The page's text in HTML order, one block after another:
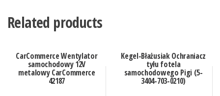
Related products
CarCommerce Wentylator
samochodowy 12V
metalowy CarCommerce
42187
Kegel-Błażusiak Ochraniacz
tyłu fotela
samochodowego Pigi (5-
3404-703-0210)